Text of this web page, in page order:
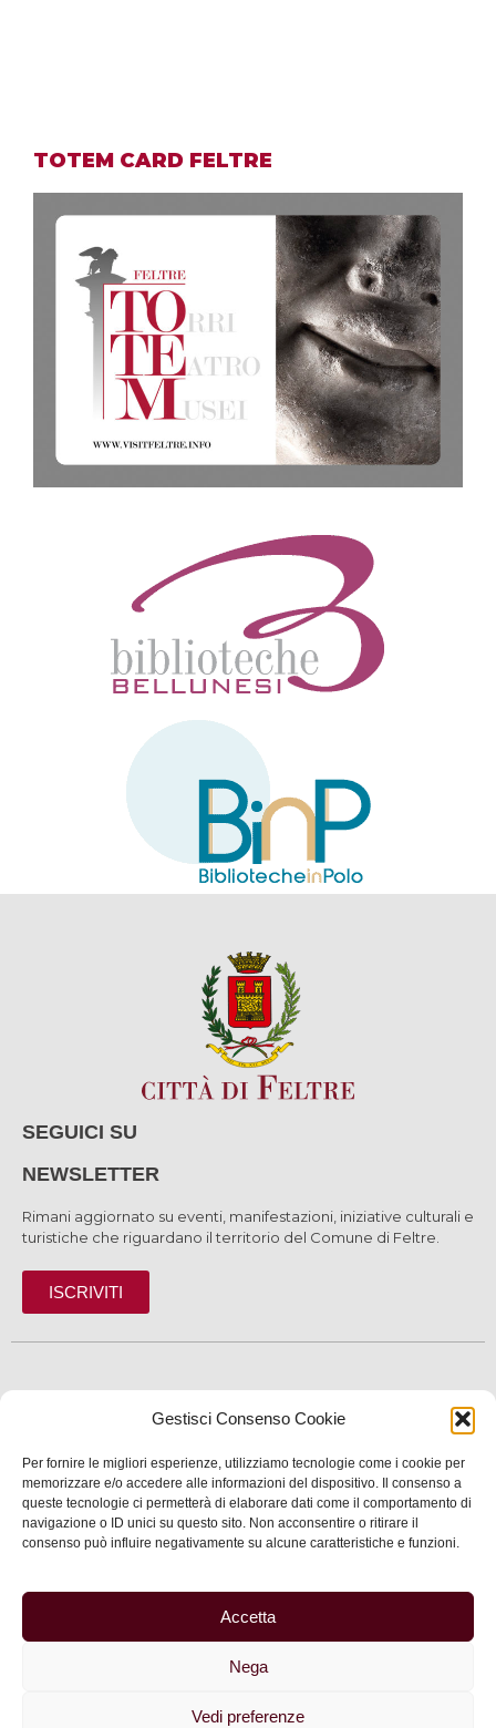
Gestisci Consenso Cookie
Per fornire le migliori esperienze, utilizziamo tecnologie come i cookie per
memorizzare e/o accedere alle informazioni del dispositivo. Il consenso a
queste tecnologie ci permetterà di elaborare dati come il comportamento di
navigazione o ID unici su questo sito. Non acconsentire o ritirare il
consenso può influire negativamente su alcune caratteristiche e funzioni.
Accetta
Nega
Vedi preferenze
TOTEM CARD FELTRE
SEGUICI SU
NEWSLETTER
Rimani aggiornato su eventi, manifestazioni, iniziative culturali e
turistiche che riguardano il territorio del Comune di Feltre.
ISCRIVITI
SERVIZI
INFORMAZIONI
© 2025 Assessorato al Turismo della Città di Feltre
Informativa cookie